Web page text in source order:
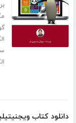
دانلود کتاب